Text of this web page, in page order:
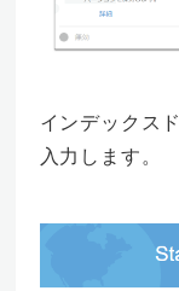
インデックス
入力します。